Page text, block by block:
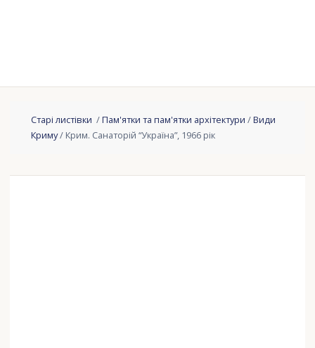
Старі листівки /Пам'ятки та пам'ятки архітектури /Види
Криму/ Крим. Санаторій “Україна”, 1966 рік